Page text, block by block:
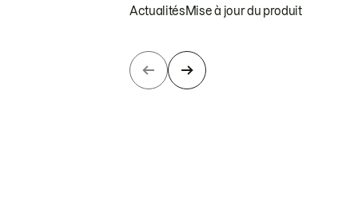
ActualitésMise à jour du produit